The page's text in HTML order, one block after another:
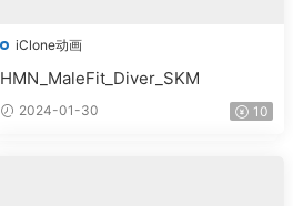
iClone动画
HMN_MaleFit_Diver_SKM
2024-01-30 10